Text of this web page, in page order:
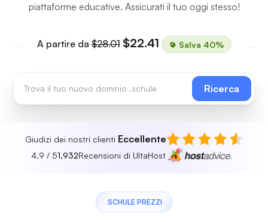
piattaforme educative. Assicurati il tuo oggi stesso!
A partire da$28.01 $22.41 Salva 40%
Ricerca
Giudizi dei nostri clienti Eccellente
4.9 / 51,932Recensioni di UltaHost
.SCHULE PREZZI